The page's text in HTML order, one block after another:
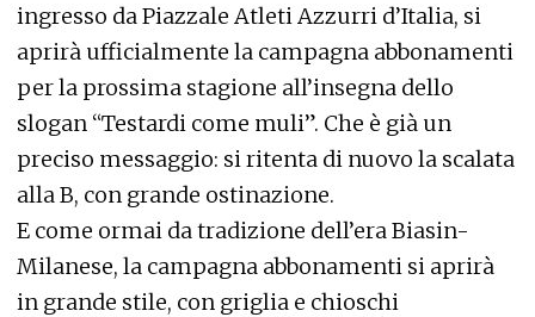
ingresso da Piazzale Atleti Azzurri d’Italia, si
aprirà ufficialmente la campagna abbonamenti
per la prossima stagione all’insegna dello
slogan “Testardi come muli”. Che è già un
preciso messaggio: si ritenta di nuovo la scalata
alla B, con grande ostinazione.
E come ormai da tradizione dell’era Biasin-
Milanese, la campagna abbonamenti si aprirà
in grande stile, con griglia e chioschi